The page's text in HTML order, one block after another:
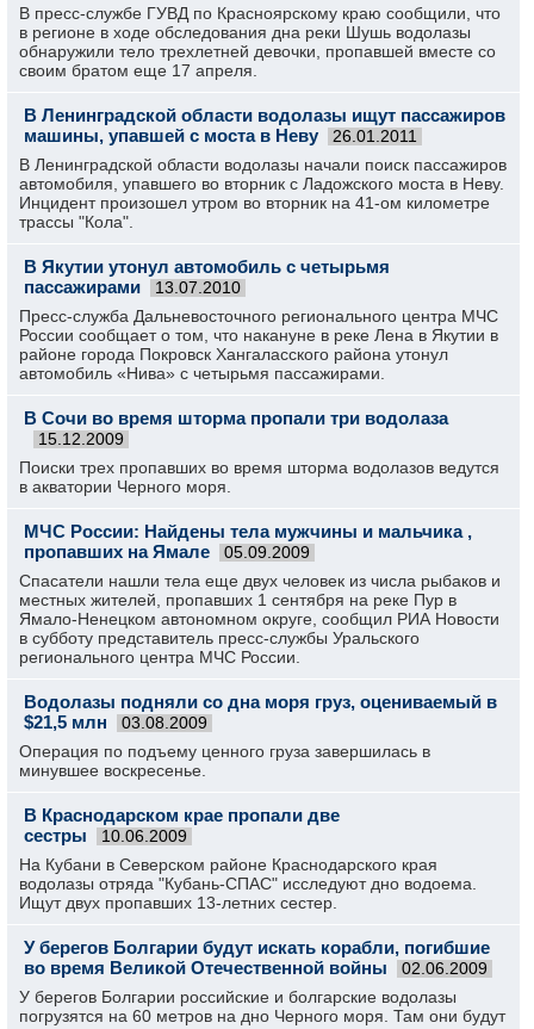
В пресс-службе ГУВД по Красноярскому краю сообщили, что
в регионе в ходе обследования дна реки Шушь водолазы
обнаружили тело трехлетней девочки, пропавшей вместе со
своим братом еще 17 апреля.
В Ленинградской области водолазы ищут пассажиров
машины, упавшей с моста в Неву
26.01.2011
В Ленинградской области водолазы начали поиск пассажиров
автомобиля, упавшего во вторник с Ладожского моста в Неву.
Инцидент произошел утром во вторник на 41-ом километре
трассы "Кола".
В Якутии утонул автомобиль с четырьмя
пассажирами
13.07.2010
Пресс-служба Дальневосточного регионального центра МЧС
России сообщает о том, что накануне в реке Лена в Якутии в
районе города Покровск Хангаласского района утонул
автомобиль «Нива» с четырьмя пассажирами.
В Сочи во время шторма пропали три водолаза
15.12.2009
Поиски трех пропавших во время шторма водолазов ведутся
в акватории Черного моря.
МЧС России: Найдены тела мужчины и мальчика ,
пропавших на Ямале
05.09.2009
Спасатели нашли тела еще двух человек из числа рыбаков и
местных жителей, пропавших 1 сентября на реке Пур в
Ямало-Ненецком автономном округе, сообщил РИА Новости
в субботу представитель пресс-службы Уральского
регионального центра МЧС России.
Водолазы подняли со дна моря груз, оцениваемый в
$21,5 млн
03.08.2009
Операция по подъему ценного груза завершилась в
минувшее воскресенье.
В Краснодарском крае пропали две
сестры
10.06.2009
На Кубани в Северском районе Краснодарского края
водолазы отряда "Кубань-СПАС" исследуют дно водоема.
Ищут двух пропавших 13-летних сестер.
У берегов Болгарии будут искать корабли, погибшие
во время Великой Отечественной войны
02.06.2009
У берегов Болгарии российские и болгарские водолазы
погрузятся на 60 метров на дно Черного моря. Там они будут